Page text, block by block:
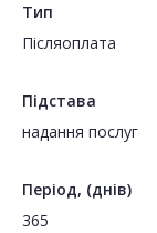
Тип
Пiсляоплата
Підстава
надання послуг
Період, (днів)
365